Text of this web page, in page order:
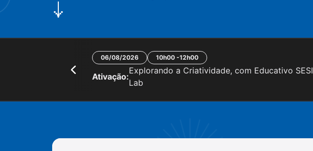
06/08/2026 10h00 -12h00
Ativação:
Explorando a Criatividade, com Educativo SESI
Lab